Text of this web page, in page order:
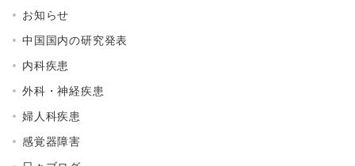
お知らせ
中国国内の研究発表
内科疾患
外科・神経疾患
婦人科疾患
感覚器障害